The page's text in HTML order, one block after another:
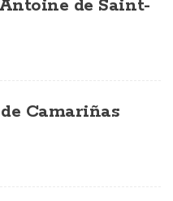
de Saint-
Camariñas